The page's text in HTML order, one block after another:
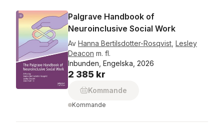
Palgrave Handbook of
Neuroinclusive Social Work
Av Hanna Bertilsdotter-Rosqvist Lesley
Deacon m. fl.
Inbunden, Engelska, 2026
2 385 kr
Kommande
Kommande